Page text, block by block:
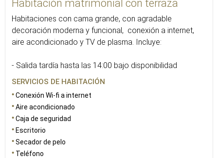
Habitación matrimonial con terraza
Habitaciones con cama grande, con agradable
decoración moderna y funcional, conexión a internet,
aire acondicionado y TV de plasma. Incluye:
- Salida tardía hasta las 14:00 bajo disponibilidad
SERVICIOS DE HABITACIÓN
Conexión Wi-fi a internet
Aire acondicionado
Caja de seguridad
Escritorio
Secador de pelo
Teléfono